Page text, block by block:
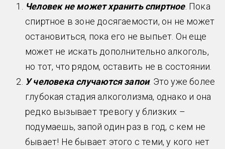
Человек не может хранить спиртное. Пока
спиртное в зоне досягаемости, он не может
остановиться, пока его не выпьет. Он еще
может не искать дополнительно алкоголь,
но тот, что рядом, оставить не в состоянии.
У человека случаются запои. Это уже более
глубокая стадия алкоголизма, однако и она
редко вызывает тревогу у близких –
подумаешь, запой один раз в год, с кем не
бывает! Не бывает этого с теми, у кого нет